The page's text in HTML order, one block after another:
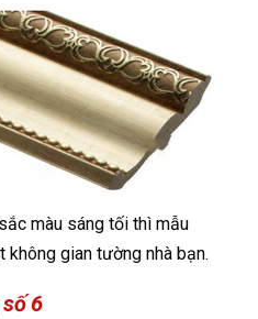
màu sáng tối thì mẫu
không gian tường nhà bạn.
6